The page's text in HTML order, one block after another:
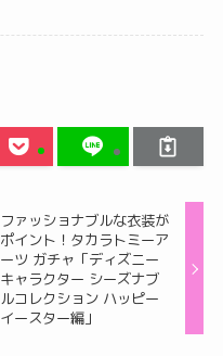
ファッショナブルな衣装が
ポイント！タカラトミーア
ーツ ガチャ「ディズニー
キャラクター シーズナブ
ルコレクション ハッピー
イースター編」